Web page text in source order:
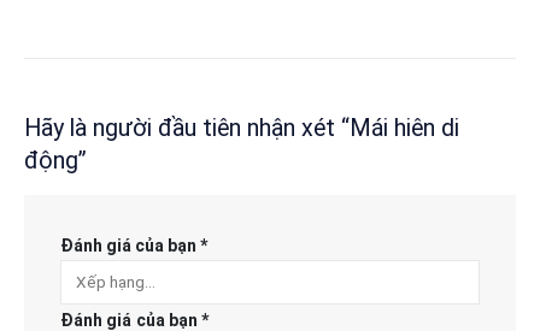
Hãy là người đầu tiên nhận xét “Mái hiên di
động”
Đánh giá của bạn *
Đánh giá của bạn*